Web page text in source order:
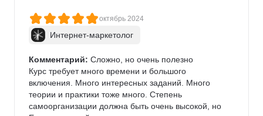
применять знания на практике, в работе сразу.
Были небольшие вопросы к ревьюерам, тк
оценивают по-разному. Кто-то более раскрыто
коротко. Хотелось более подробной обратной связи.
Другие впечатления
Очень понравилась атмосфера обучения, она
действительно на высоте) Куратор всегда отвечает
октябрь 2024
Интернет-маркетолог
Комментарий: Сложно, но очень полезно
Курс требует много времени и большого
включения. Много интересных заданий. Много
теории и практики тоже много. Степень
самоорганизации должна быть очень высокой, но